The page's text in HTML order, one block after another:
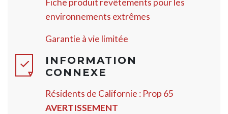
Fiche produit revêtements pour les
environnements extrêmes
Garantie à vie limitée
INFORMATION
CONNEXE
Résidents de Californie : Prop 65
AVERTISSEMENT